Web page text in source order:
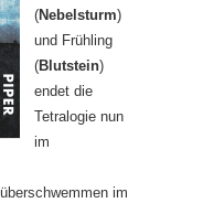
(Nebelsturm)
und Frühling
(Blutstein)
endet die
Tetralogie nun
im
im